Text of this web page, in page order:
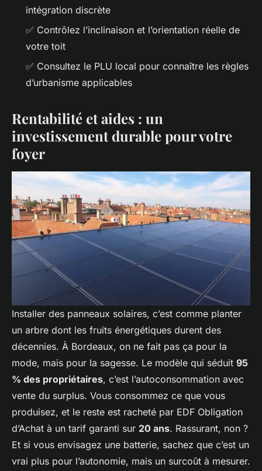
intégration discrète
✅ Contrôlez l’inclinaison et l’orientation réelle de
votre toit
✅ Consultez le PLU local pour connaître les règles
d’urbanisme applicables
Rentabilité et aides : un
investissement durable pour votre
foyer
Installer des panneaux solaires, c’est comme planter
un arbre dont les fruits énergétiques durent des
décennies. À Bordeaux, on ne fait pas ça pour la
mode, mais pour la sagesse. Le modèle qui séduit 95
% des propriétaires, c’est l’autoconsommation avec
vente du surplus. Vous consommez ce que vous
produisez, et le reste est racheté par EDF Obligation
d’Achat à un tarif garanti sur 20 ans. Rassurant, non ?
Et si vous envisagez une batterie, sachez que c’est un
vrai plus pour l’autonomie, mais un surcoût à mesurer.